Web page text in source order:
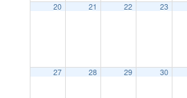
20 21 22 23
27 28 29 30